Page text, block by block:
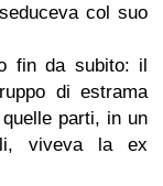
col suo
fin da subito: il
di estrama
parti, in un
viveva la ex